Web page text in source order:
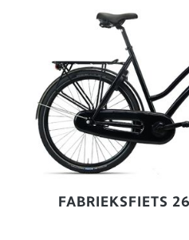
FABRIEKSFIETS